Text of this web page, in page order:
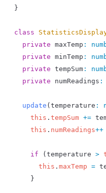
}
class
  private
maxTemp :
  private
minTemp :
  private
tempSum :
  private
numReadings :
  update
( temperature :
    this
. tempSum +=
    this
. numReadings++
    if
( temperature >
      this
. maxTemp =
    }